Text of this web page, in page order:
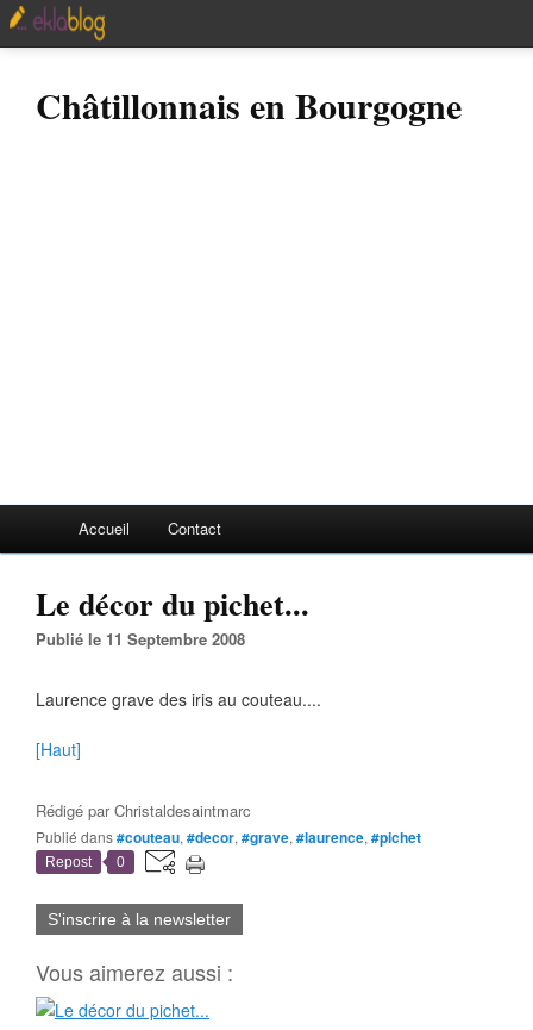
Châtillonnais en Bourgogne
Accueil Contact
Le décor du pichet...
Publié le 11 Septembre 2008
Laurence grave des iris au couteau....
[Haut]
Rédigé parChristaldesaintmarc
Publié dans#couteau, #decor, #grave, #laurence, #pichet
Repost 0
S'inscrire à la newsletter
Vous aimerez aussi :